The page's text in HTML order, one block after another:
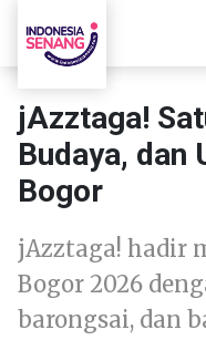
jAzztaga!
Budaya, dan
Bogor
jAzztaga! hadir
Bogor 2026
barongsai, dan